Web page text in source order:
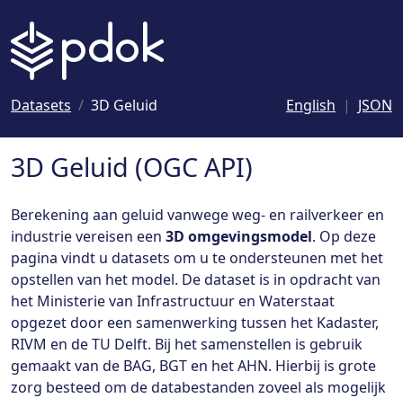
Datasets 3D Geluid English JSON
3D Geluid (OGC API)
Berekening aan geluid vanwege weg- en railverkeer en
industrie vereisen een 3D omgevingsmodel. Op deze
pagina vindt u datasets om u te ondersteunen met het
opstellen van het model. De dataset is in opdracht van
het Ministerie van Infrastructuur en Waterstaat
opgezet door een samenwerking tussen het Kadaster,
RIVM en de TU Delft. Bij het samenstellen is gebruik
gemaakt van de BAG, BGT en het AHN. Hierbij is grote
zorg besteed om de databestanden zoveel als mogelijk